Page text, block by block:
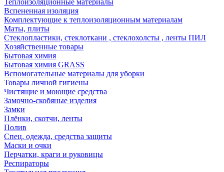
Теплоизоляционные материалы
Вспененная изоляция
Комплектующие к теплоизоляционным материалам
Маты, плиты
Стеклопластики, стеклоткани , стеклохолсты , ленты ПИЛ
Хозяйственные товары
Бытовая химия
Бытовая химия GRASS
Вспомогательные материалы для уборки
Товары личной гигиены
Чистящие и моющие средства
Замочно-скобяные изделия
Замки
Плёнки, скотчи, ленты
Полив
Спец. одежда, средства защиты
Маски и очки
Перчатки, краги и руковицы
Респираторы